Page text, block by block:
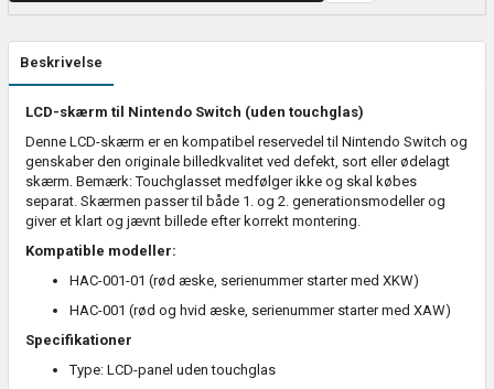
Beskrivelse
LCD-skærm til Nintendo Switch (uden touchglas)
Denne LCD-skærm er en kompatibel reservedel til Nintendo Switch og
genskaber den originale billedkvalitet ved defekt, sort eller ødelagt
skærm. Bemærk: Touchglasset medfølger ikke og skal købes
separat. Skærmen passer til både 1. og 2. generationsmodeller og
giver et klart og jævnt billede efter korrekt montering.
Kompatible modeller:
HAC-001-01 (rød æske, serienummer starter med XKW)
HAC-001 (rød og hvid æske, serienummer starter med XAW)
Specifikationer
Type: LCD-panel uden touchglas